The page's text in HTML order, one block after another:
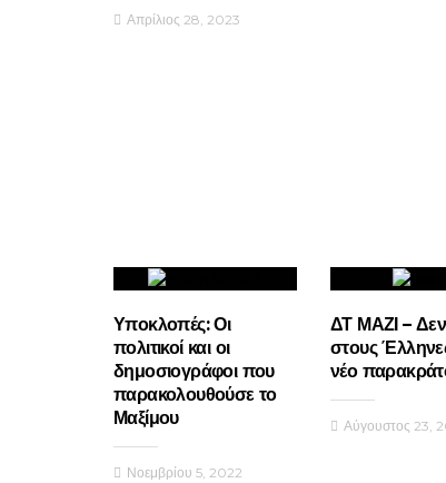
Απρίλιος 28, 2023
Υποκλοπές: Οι
πολιτικοί και οι
δημοσιογράφοι που
παρακολουθούσε το
Μαξίμου
Νοεμβρίου 5, 2022
ΔΤ ΜΑΖΙ – Δεν
στους
νέο
Αύγουστος 23,